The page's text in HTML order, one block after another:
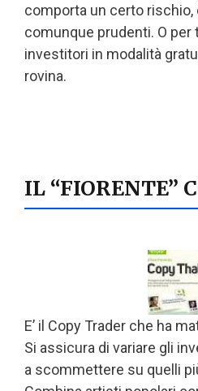
comporta un certo
comunque prudenti. O per
investitori in modalità
rovina.
IL “FIORENTE”
E’ il Copy Trader che ha
Si assicura di variare gli
a scommettere su quelli